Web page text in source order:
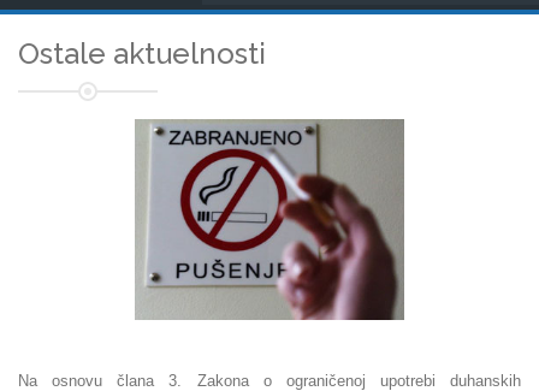
Ostale aktuelnosti
Na osnovu člana 3. Zakona o ograničenoj upotrebi duhanskih